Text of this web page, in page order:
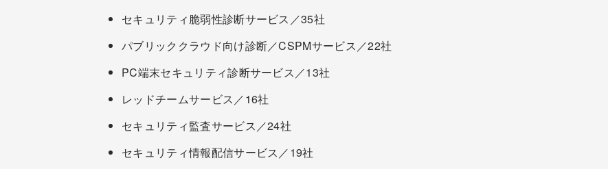
セキュリティ脆弱性診断サービス／35社
パブリッククラウド向け診断／CSPMサービス／22社
PC端末セキュリティ診断サービス／13社
レッドチームサービス／16社
セキュリティ監査サービス／24社
セキュリティ情報配信サービス／19社